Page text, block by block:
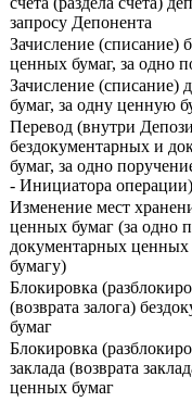
запросу Депонента
Зачисление (списание)
ценных бумаг, за одно
Зачисление (списание)
бумаг, за одну ценную
Перевод (внутри
бездокументарных и
бумаг, за одно
- Инициатора операции)
Изменение мест
ценных бумаг (за одно
документарных
бумагу)
Блокировка
(возврата залога)
бумаг
Блокировка
заклада (возврата
ценных бумаг